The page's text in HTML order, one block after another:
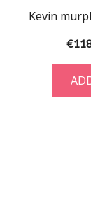
Kevin
€